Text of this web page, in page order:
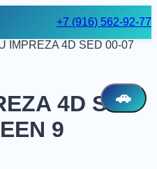
+7 (916) 562-92-77
🚗
IMPREZA 4D SED 00-07
4D SED
9